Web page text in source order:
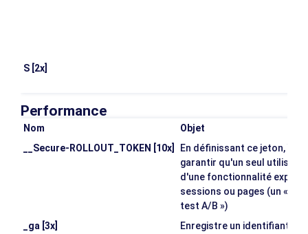
S [2x]
Performance
Nom
Objet
__Secure-ROLLOUT_TOKEN [10x]
En définissant ce jeton,
garantir qu'un seul
d'une fonctionnalité
sessions ou pages (un «
test A/B »)
_ga [3x]
Enregistre un identifiant